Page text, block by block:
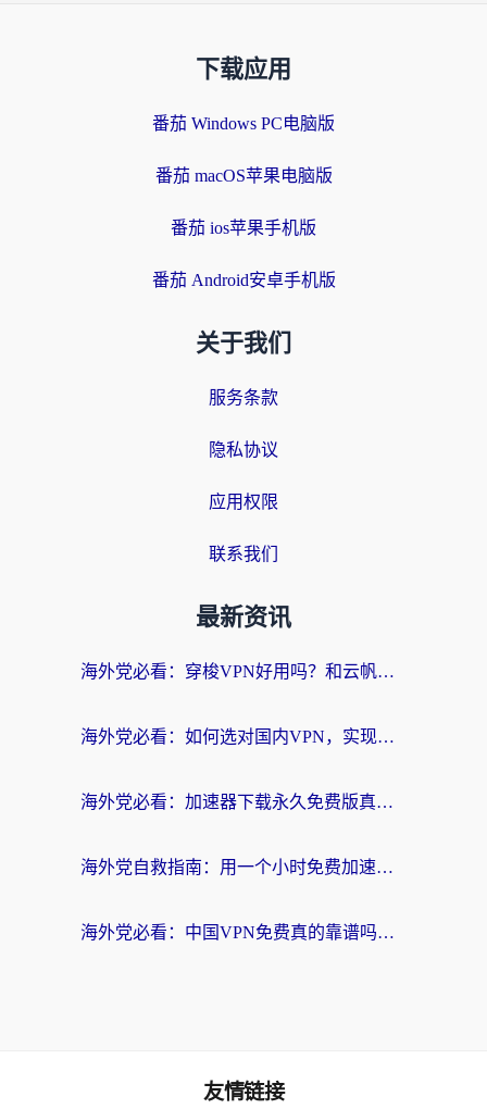
下载应用
番茄 Windows PC电脑版
番茄 macOS苹果电脑版
番茄 ios苹果手机版
番茄 Android安卓手机版
关于我们
服务条款
隐私协议
应用权限
联系我们
最新资讯
海外党必看：穿梭VPN好用吗？和云帆VPN对比哪个回国效果更好？附真实测评+避坑指南
海外党必看：如何选对国内VPN，实现无缝访问国内资源？
海外党必看：加速器下载永久免费版真的存在吗？教你无缝访问国内资源的正确姿势
海外党自救指南：用一个小时免费加速器，轻松打破国内资源访问壁垒？
海外党必看：中国VPN免费真的靠谱吗？手把手教你选对回国加速器
友情链接